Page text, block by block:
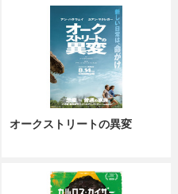
オークストリートの異変